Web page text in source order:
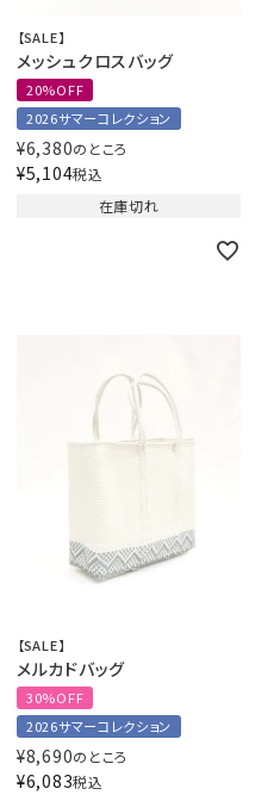
【SALE】
メッシュクロスバッグ
20%OFF
2026サマーコレクション
¥6,380のところ
¥5,104税込
在庫切れ
【SALE】
メルカドバッグ
30%OFF
2026サマーコレクション
¥8,690のところ
¥6,083税込